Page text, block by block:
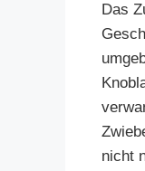
Das
nicht